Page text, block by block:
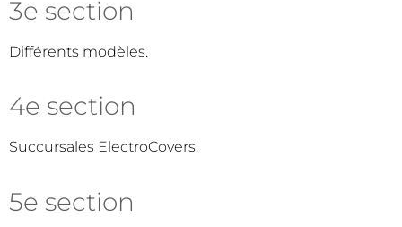
3e section
Différents modèles.
4e section
Succursales ElectroCovers.
5e section